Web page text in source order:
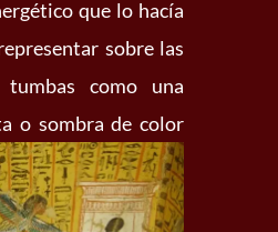
que lo hacía
sobre las
como una
o sombra de color